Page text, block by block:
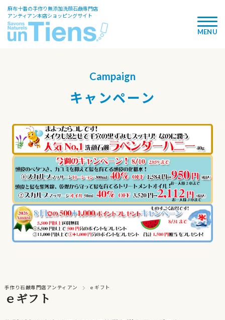
麻布十番の手作り無添加洗顔石鹸専門店
アンティアン本店ショッピングサイト
Campaign
キャンペーン
手作り石鹸専門店アンティアン ｅギフト
ｅギフト